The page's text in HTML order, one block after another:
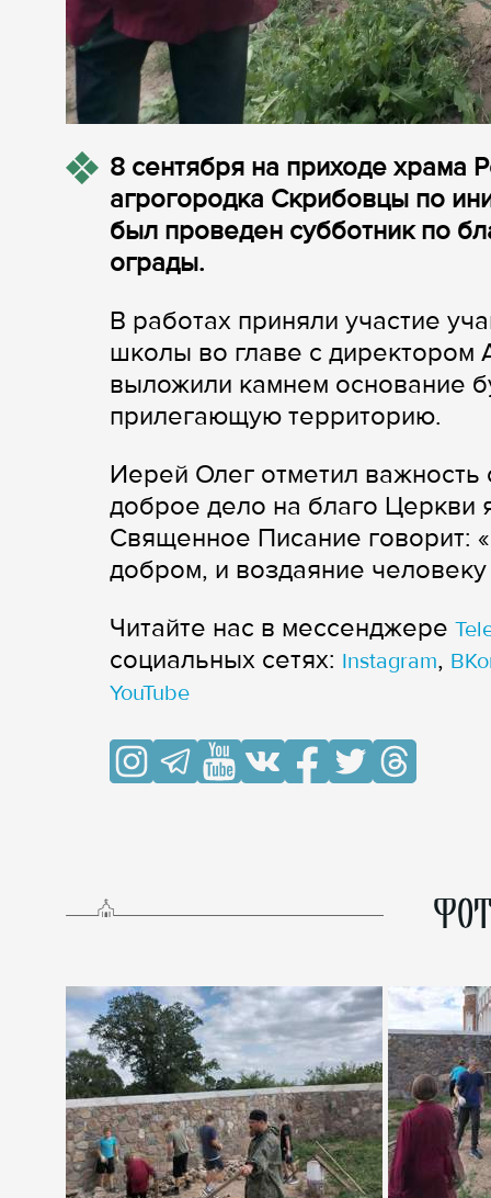
8 сентября на приходе храма
агрогородка Скрибовцы по
был проведен субботник по
ограды.
В работах приняли участие
школы во главе с
выложили камнем основание
прилегающую территорию.
Иерей Олег отметил важность
доброе дело на благо Церкви
Священное Писание говорит:
добром, и воздаяние человеку
Читайте нас в мессенджере
cоциальных сетях: Instagram,
YouTube